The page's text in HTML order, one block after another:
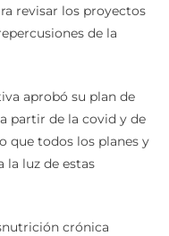
revisar los proyectos
de la
aprobó su plan de
partir de la covid y de
que todos los planes y
la luz de estas
crónica